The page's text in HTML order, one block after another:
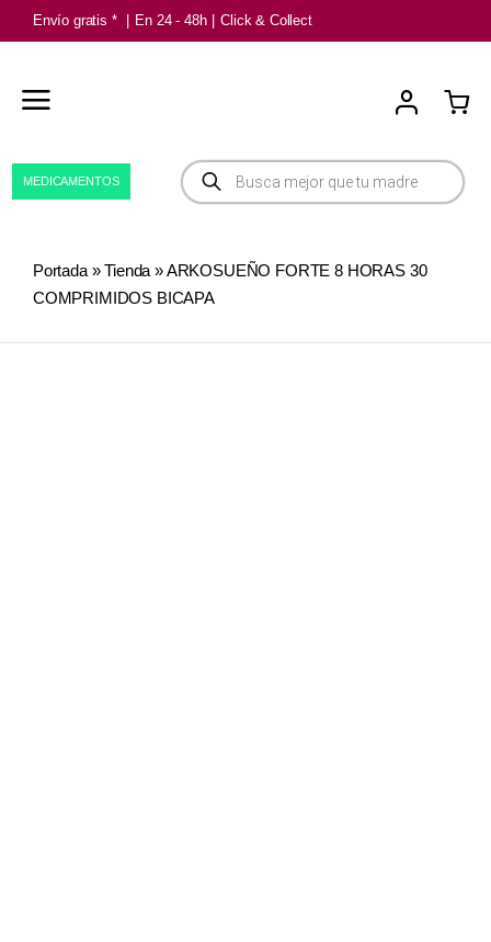
Saltar
al
Envío gratis * En 24 - 48h Click & Collect
Búsqueda
de
productos
MEDICAMENTOS
Portada»Tienda »ARKOSUEÑO FORTE 8 HORAS 30
COMPRIMIDOS BICAPA